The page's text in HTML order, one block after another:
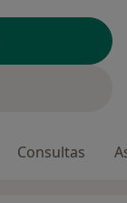
Consultas